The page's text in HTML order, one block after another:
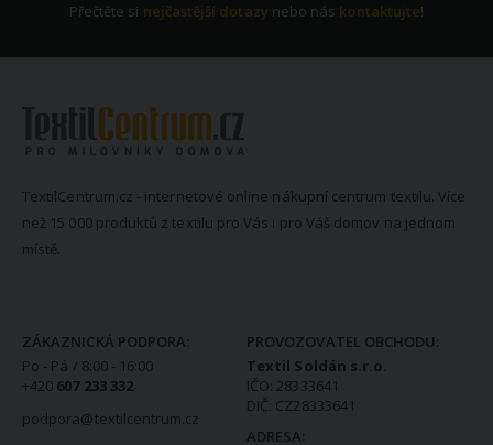
Přečtěte si nejčastější dotazy nebo nás kontaktujte!
TextilCentrum.cz - internetové online nákupní centrum textilu. Více
než 15 000 produktů z textilu pro Vás i pro Váš domov na jednom
místě.
ZÁKAZNICKÁ PODPORA:
Po - Pá / 8:00 - 16:00
+420 607 233 332
podpora@textilcentrum.cz
PROVOZOVATEL OBCHODU:
Textil Soldán s.r.o.
IČO: 28333641
DIČ: CZ28333641
ADRESA: